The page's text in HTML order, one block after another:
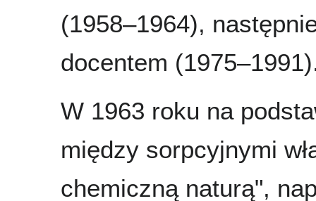
(1958–1964),
docentem
W 1963 roku na
między sorpcyjnymi
chemiczną naturą",